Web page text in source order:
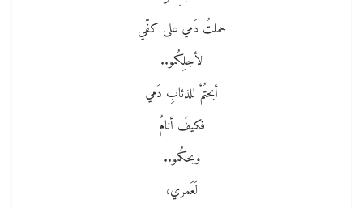
حملتُ دَمي على كفّي
لأجلِكُمو..
أبحتُمْ للذئابِ دَمي
فكيفَ أنامُ
ويحكُمو..
لَعَمري،